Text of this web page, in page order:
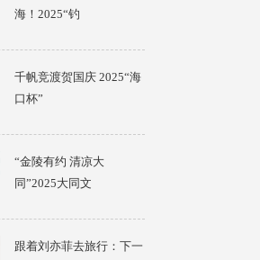
海！2025“钓
千帆竞渡贺国庆 2025“海
口杯”
“金陵有约 清凉大
同”2025大同文
跟着刘亦菲去旅行：下一